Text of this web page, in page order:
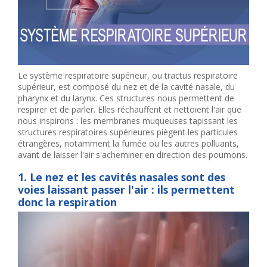
Le système respiratoire supérieur, ou tractus respiratoire
supérieur, est composé du nez et de la cavité nasale, du
pharynx et du larynx. Ces structures nous permettent de
respirer et de parler. Elles réchauffent et nettoient l'air que
nous inspirons : les membranes muqueuses tapissant les
structures respiratoires supérieures piègent les particules
étrangères, notamment la fumée ou les autres polluants,
avant de laisser l'air s'acheminer en direction des poumons.
1. Le nez et les cavités nasales sont des
voies laissant passer l'air : ils permettent
donc la respiration